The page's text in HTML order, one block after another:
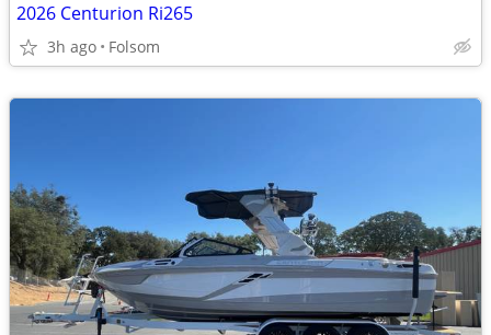
2026 Centurion Ri265
3h ago Folsom